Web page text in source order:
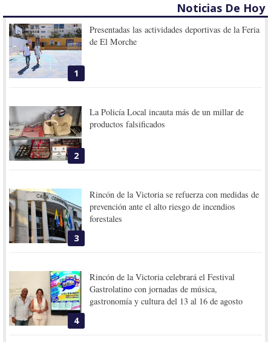
Noticias De Hoy
1
Presentadas las actividades deportivas de la Feria
de El Morche
2
La Policía Local incauta más de un millar de
productos falsificados
3
Rincón de la Victoria se refuerza con medidas de
prevención ante el alto riesgo de incendios
forestales
4
Rincón de la Victoria celebrará el Festival
Gastrolatino con jornadas de música,
gastronomía y cultura del 13 al 16 de agosto